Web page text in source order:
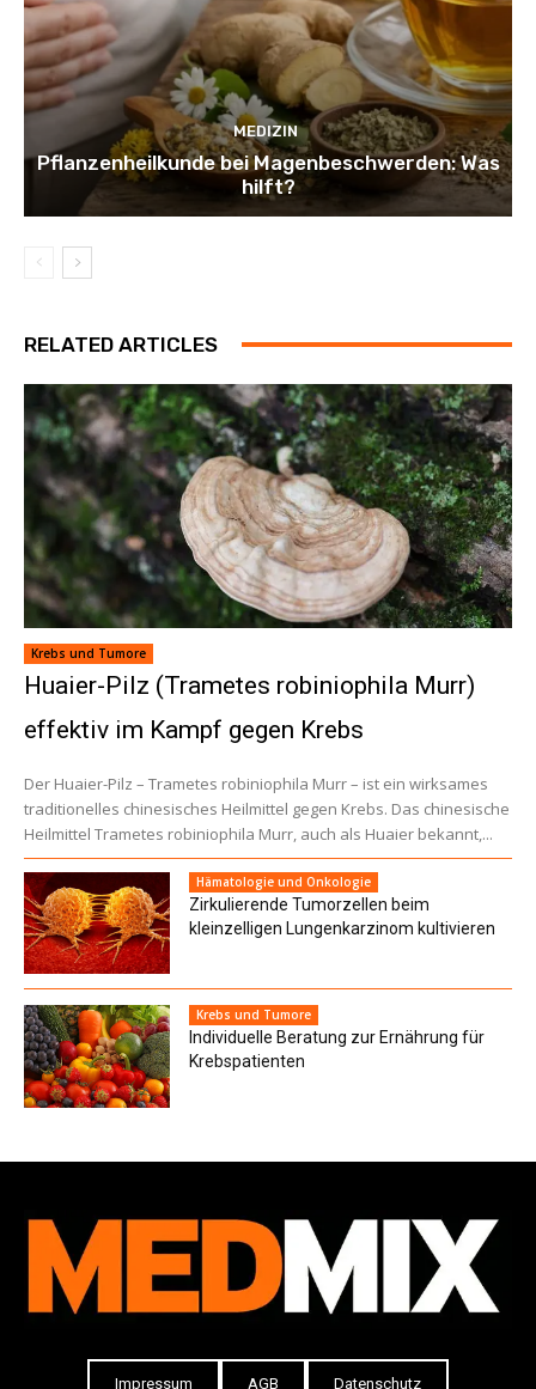
MEDIZIN
Pflanzenheilkunde bei Magenbeschwerden: Was
hilft?
RELATED ARTICLES
Krebs und Tumore
Huaier-Pilz (Trametes robiniophila Murr)
effektiv im Kampf gegen Krebs
Der Huaier-Pilz – Trametes robiniophila Murr – ist ein wirksames
traditionelles chinesisches Heilmittel gegen Krebs. Das chinesische
Heilmittel Trametes robiniophila Murr, auch als Huaier bekannt,...
Hämatologie und Onkologie
Zirkulierende Tumorzellen beim
kleinzelligen Lungenkarzinom kultivieren
Krebs und Tumore
Individuelle Beratung zur Ernährung für
Krebspatienten
Impressum AGB Datenschutz